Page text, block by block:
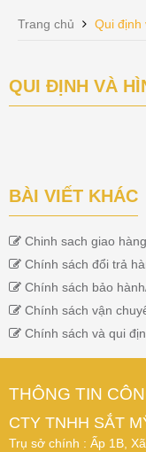
Trang chủ Qui định
QUI ĐỊNH VÀ
BÀI VIẾT KHÁC
Chinh sach giao hàng
Chính sách đổi trả
Chính sách bảo
Chính sách vận
Chính sách và qui
THÔNG TIN
CTY TNHH SẮT
Trụ sở chính : Ấp 1B,